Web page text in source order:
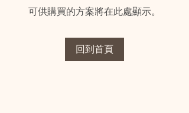
可供購買的方案將在此處顯示。
回到首頁